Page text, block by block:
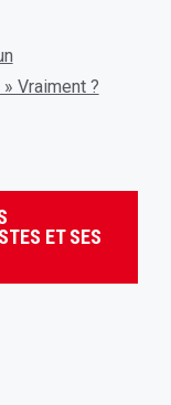
Vraiment ?
ET SES